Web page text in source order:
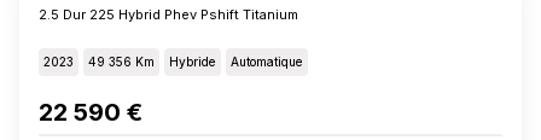
2.5 Dur 225 Hybrid Phev Pshift Titanium
2023 49 356 Km Hybride Automatique
22 590 €